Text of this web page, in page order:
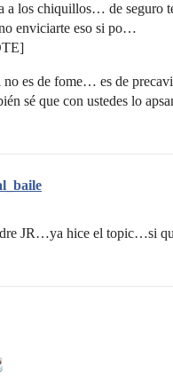
a los chiquillos… de seguro
enviciarte eso si po…
no es de fome… es de
sé que con ustedes lo
JR…ya hice el topic…si